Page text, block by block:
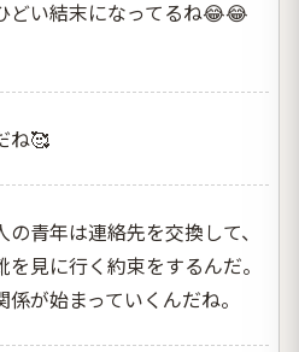
どい結末になってるね😂😂
ね🥰
青年は連絡先を交換して、
見に行く約束をするんだ。
が始まっていくんだね。